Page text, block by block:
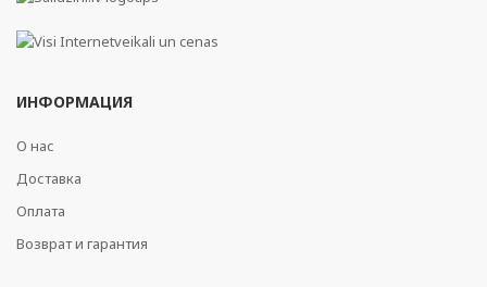
ИНФОРМАЦИЯ
О нас
Доставка
Оплата
Возврат и гарантия